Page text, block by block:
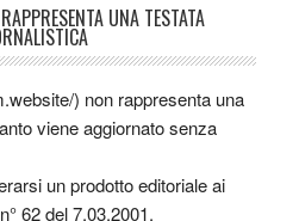
UNA TESTATA
) non rappresenta una
viene aggiornato senza
un prodotto editoriale ai
62 del 7.03.2001.